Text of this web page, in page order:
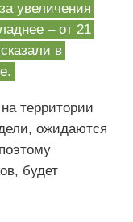
увеличения
– от 21
в
территории
ожидаются
будет